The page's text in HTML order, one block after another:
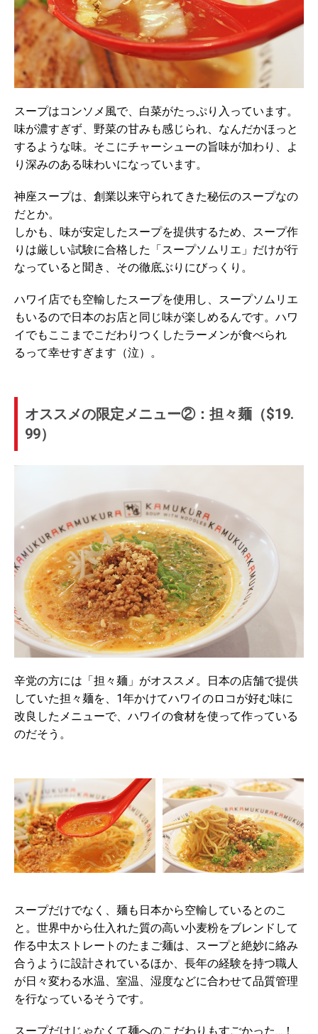
スープはコンソメ風で、白菜がたっぷり入っています。
味が濃すぎず、野菜の甘みも感じられ、なんだかほっと
するような味。そこにチャーシューの旨味が加わり、よ
り深みのある味わいになっています。
神座スープは、創業以来守られてきた秘伝のスープなの
だとか。
しかも、味が安定したスープを提供するため、スープ作
りは厳しい試験に合格した「スープソムリエ」だけが行
なっていると聞き、その徹底ぶりにびっくり。
ハワイ店でも空輸したスープを使用し、スープソムリエ
もいるので日本のお店と同じ味が楽しめるんです。ハワ
イでもここまでこだわりつくしたラーメンが食べられ
るって幸せすぎます（泣）。
オススメの限定メニュー②：担々麺（$19.
99）
辛党の方には「担々麺」がオススメ。日本の店舗で提供
していた担々麺を、1年かけてハワイのロコが好む味に
改良したメニューで、ハワイの食材を使って作っている
のだそう。
スープだけでなく、麺も日本から空輸しているとのこ
と。世界中から仕入れた質の高い小麦粉をブレンドして
作る中太ストレートのたまご麺は、スープと絶妙に絡み
合うように設計されているほか、長年の経験を持つ職人
が日々変わる水温、室温、湿度などに合わせて品質管理
を行なっているそうです。
スープだけじゃなくて麺へのこだわりもすごかった…！